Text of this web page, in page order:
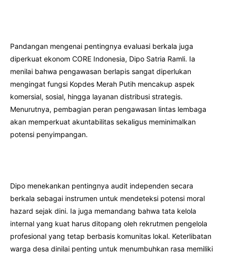
Pandangan mengenai pentingnya evaluasi berkala juga
diperkuat ekonom CORE Indonesia, Dipo Satria Ramli. Ia
menilai bahwa pengawasan berlapis sangat diperlukan
mengingat fungsi Kopdes Merah Putih mencakup aspek
komersial, sosial, hingga layanan distribusi strategis.
Menurutnya, pembagian peran pengawasan lintas lembaga
akan memperkuat akuntabilitas sekaligus meminimalkan
potensi penyimpangan.
Dipo menekankan pentingnya audit independen secara
berkala sebagai instrumen untuk mendeteksi potensi moral
hazard sejak dini. Ia juga memandang bahwa tata kelola
internal yang kuat harus ditopang oleh rekrutmen pengelola
profesional yang tetap berbasis komunitas lokal. Keterlibatan
warga desa dinilai penting untuk menumbuhkan rasa memiliki